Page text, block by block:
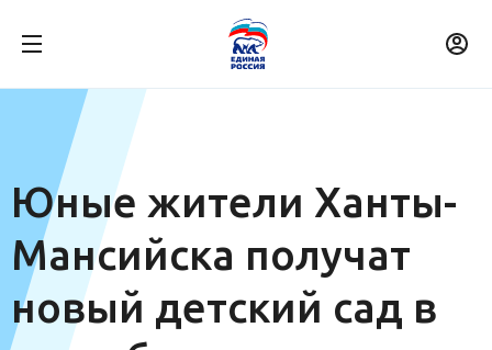
Юные жители Ханты-
Мансийска получат
новый детский сад в